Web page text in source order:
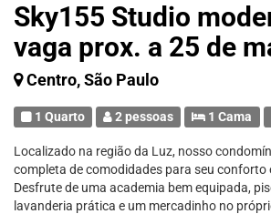
Sky155 Studio
vaga prox. a 25 de
Centro, São Paulo
1 Quarto 2 pessoas 1 Cama
Localizado na região da Luz, nosso
completa de comodidades para seu conforto
Desfrute de uma academia bem equipada,
lavanderia prática e um mercadinho no